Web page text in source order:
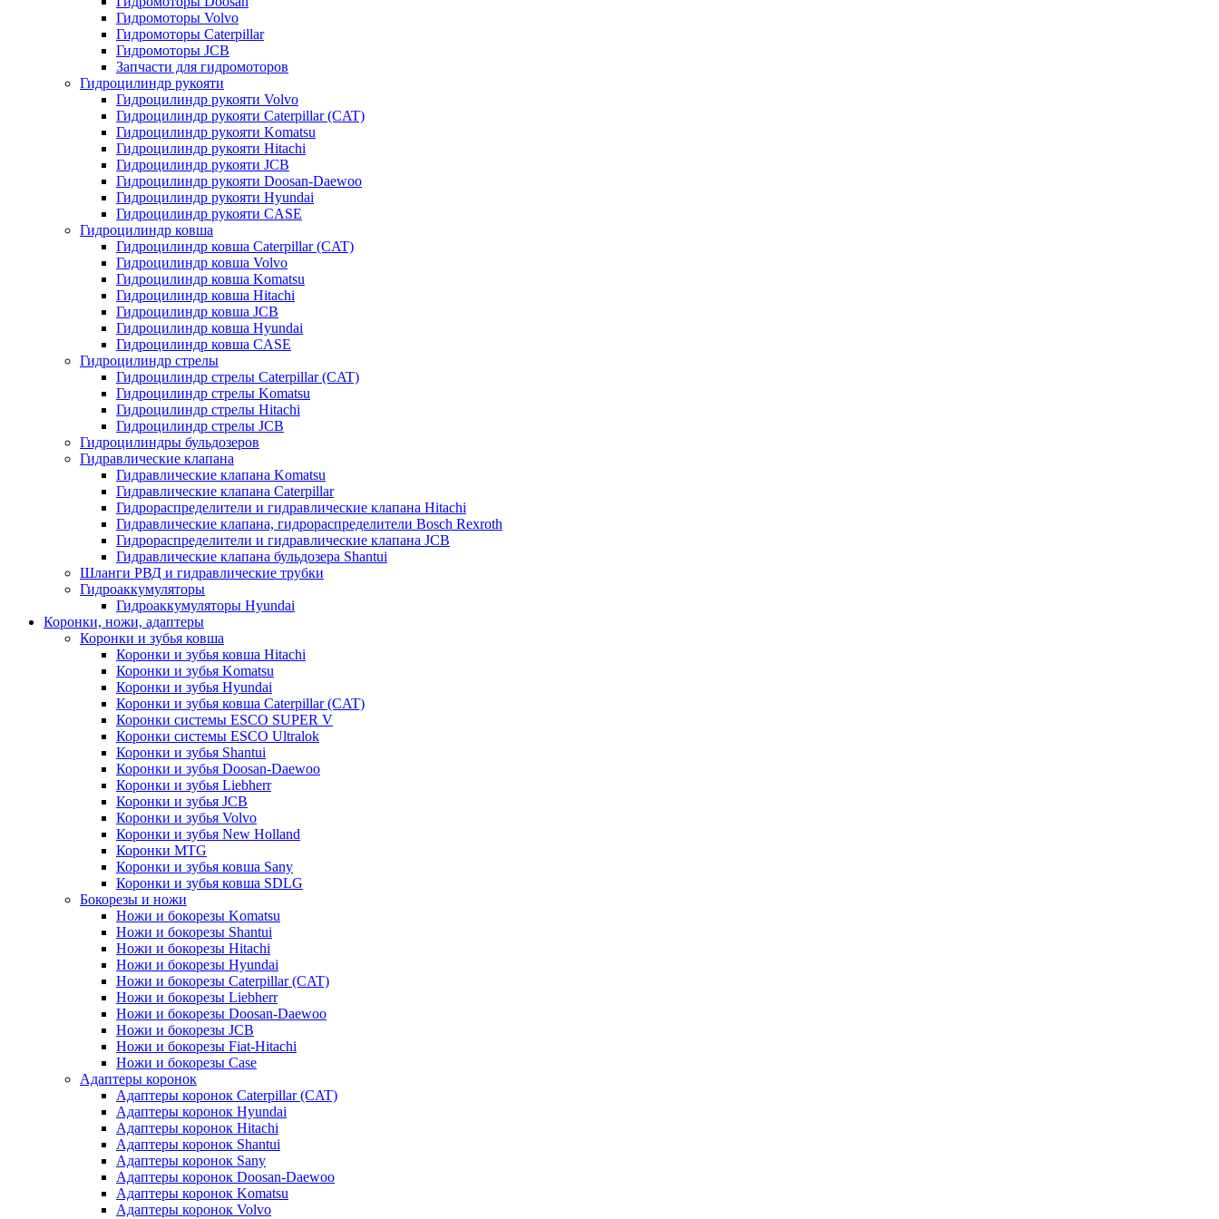
Гидромоторы Volvo
Гидромоторы Caterpillar
Гидромоторы JCB
Запчасти для гидромоторов
Гидроцилиндр рукояти
Гидроцилиндр рукояти Volvo
Гидроцилиндр рукояти Caterpillar (CAT)
Гидроцилиндр рукояти Komatsu
Гидроцилиндр рукояти Hitachi
Гидроцилиндр рукояти JCB
Гидроцилиндр рукояти Doosan-Daewoo
Гидроцилиндр рукояти Hyundai
Гидроцилиндр рукояти CASE
Гидроцилиндр ковша
Гидроцилиндр ковша Caterpillar (CAT)
Гидроцилиндр ковша Volvo
Гидроцилиндр ковша Komatsu
Гидроцилиндр ковша Hitachi
Гидроцилиндр ковша JCB
Гидроцилиндр ковша Hyundai
Гидроцилиндр ковша CASE
Гидроцилиндр стрелы
Гидроцилиндр стрелы Caterpillar (CAT)
Гидроцилиндр стрелы Komatsu
Гидроцилиндр стрелы Hitachi
Гидроцилиндр стрелы JCB
Гидроцилиндры бульдозеров
Гидравлические клапана
Гидравлические клапана Komatsu
Гидравлические клапана Caterpillar
Гидрораспределители и гидравлические клапана Hitachi
Гидравлические клапана, гидрораспределители Bosch Rexroth
Гидрораспределители и гидравлические клапана JCB
Гидравлические клапана бульдозера Shantui
Шланги РВД и гидравлические трубки
Гидроаккумуляторы
Гидроаккумуляторы Hyundai
Коронки, ножи, адаптеры
Коронки и зубья ковша
Коронки и зубья ковша Hitachi
Коронки и зубья Komatsu
Коронки и зубья Hyundai
Коронки и зубья ковша Caterpillar (CAT)
Коронки системы ESCO SUPER V
Коронки системы ESCO Ultralok
Коронки и зубья Shantui
Коронки и зубья Doosan-Daewoo
Коронки и зубья Liebherr
Коронки и зубья JCB
Коронки и зубья Volvo
Коронки и зубья New Holland
Коронки MTG
Коронки и зубья ковша Sany
Коронки и зубья ковша SDLG
Бокорезы и ножи
Ножи и бокорезы Komatsu
Ножи и бокорезы Shantui
Ножи и бокорезы Hitachi
Ножи и бокорезы Hyundai
Ножи и бокорезы Caterpillar (CAT)
Ножи и бокорезы Liebherr
Ножи и бокорезы Doosan-Daewoo
Ножи и бокорезы JCB
Ножи и бокорезы Fiat-Hitachi
Ножи и бокорезы Case
Адаптеры коронок
Адаптеры коронок Caterpillar (CAT)
Адаптеры коронок Hyundai
Адаптеры коронок Hitachi
Адаптеры коронок Shantui
Адаптеры коронок Sany
Адаптеры коронок Doosan-Daewoo
Адаптеры коронок Komatsu
Адаптеры коронок Volvo